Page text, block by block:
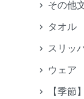
その他
タオル
スリッ
ウェア
【季節